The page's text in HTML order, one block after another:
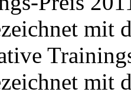
mit
mit